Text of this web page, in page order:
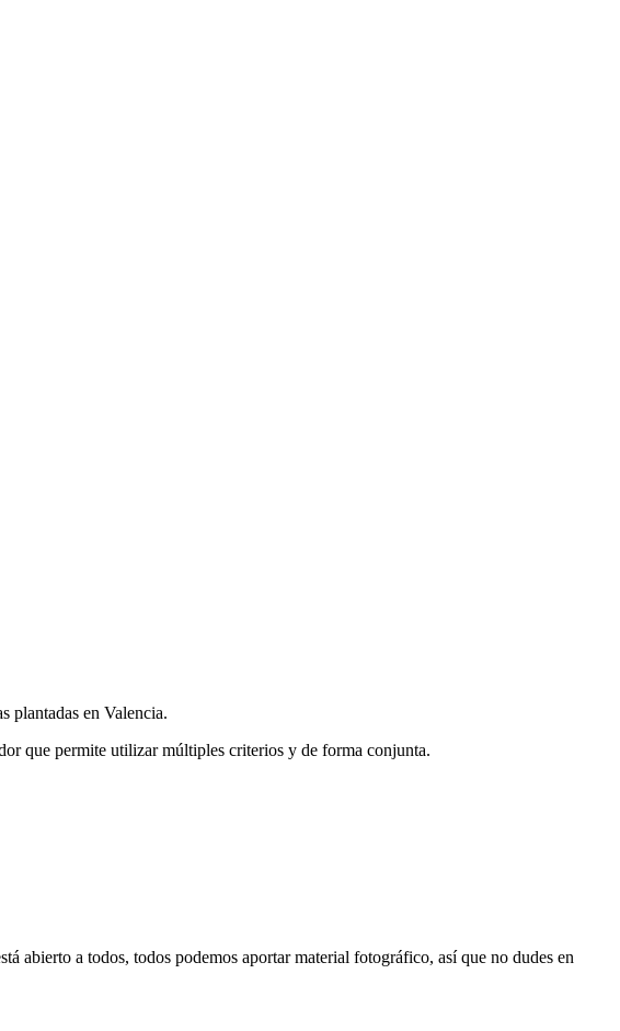
plantadas en Valencia.
que permite utilizar múltiples criterios y de forma conjunta.
abierto a todos, todos podemos aportar material fotográfico, así que no dudes en